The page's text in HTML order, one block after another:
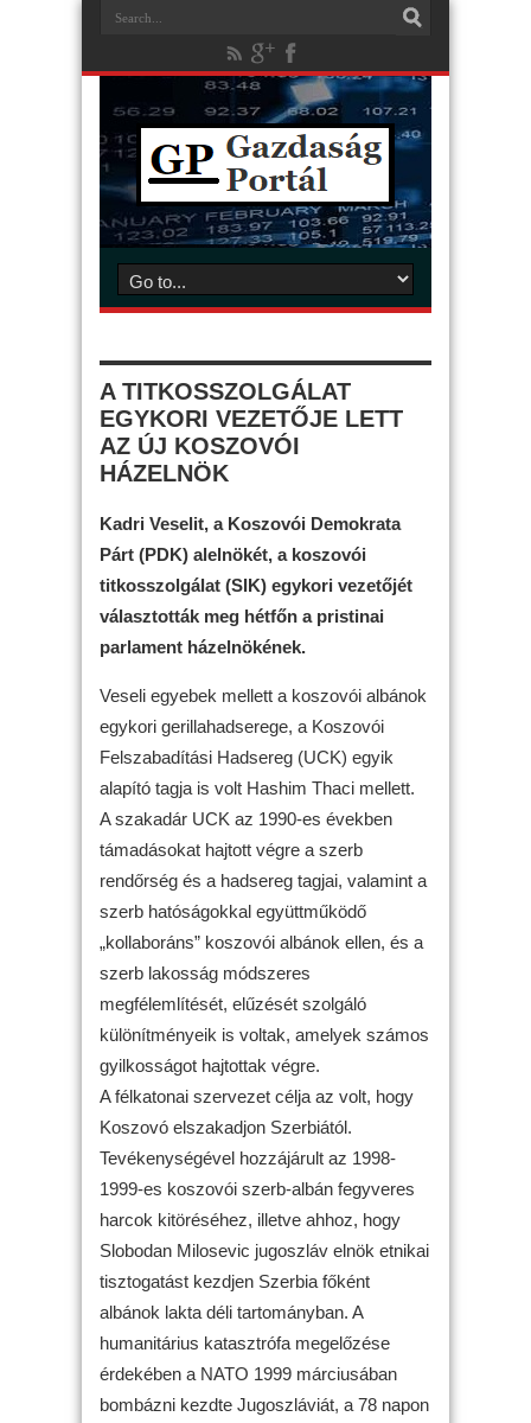
A TITKOSSZOLGÁLAT
EGYKORI VEZETŐJE LETT
AZ ÚJ KOSZOVÓI
HÁZELNÖK
Kadri Veselit, a Koszovói Demokrata
Párt (PDK) alelnökét, a koszovói
titkosszolgálat (SIK) egykori vezetőjét
választották meg hétfőn a pristinai
parlament házelnökének.
Veseli egyebek mellett a koszovói albánok
egykori gerillahadserege, a Koszovói
Felszabadítási Hadsereg (UCK) egyik
alapító tagja is volt Hashim Thaci mellett.
A szakadár UCK az 1990-es években
támadásokat hajtott végre a szerb
rendőrség és a hadsereg tagjai, valamint a
szerb hatóságokkal együttműködő
„kollaboráns” koszovói albánok ellen, és a
szerb lakosság módszeres
megfélemlítését, elűzését szolgáló
különítményeik is voltak, amelyek számos
gyilkosságot hajtottak végre.
A félkatonai szervezet célja az volt, hogy
Koszovó elszakadjon Szerbiától.
Tevékenységével hozzájárult az 1998-
1999-es koszovói szerb-albán fegyveres
harcok kitöréséhez, illetve ahhoz, hogy
Slobodan Milosevic jugoszláv elnök etnikai
tisztogatást kezdjen Szerbia főként
albánok lakta déli tartományban. A
humanitárius katasztrófa megelőzése
érdekében a NATO 1999 márciusában
bombázni kezdte Jugoszláviát, a 78 napon